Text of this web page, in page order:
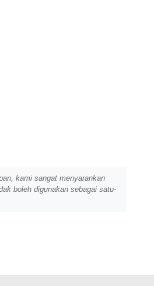
kami sangat menyarankan
boleh digunakan sebagai satu-